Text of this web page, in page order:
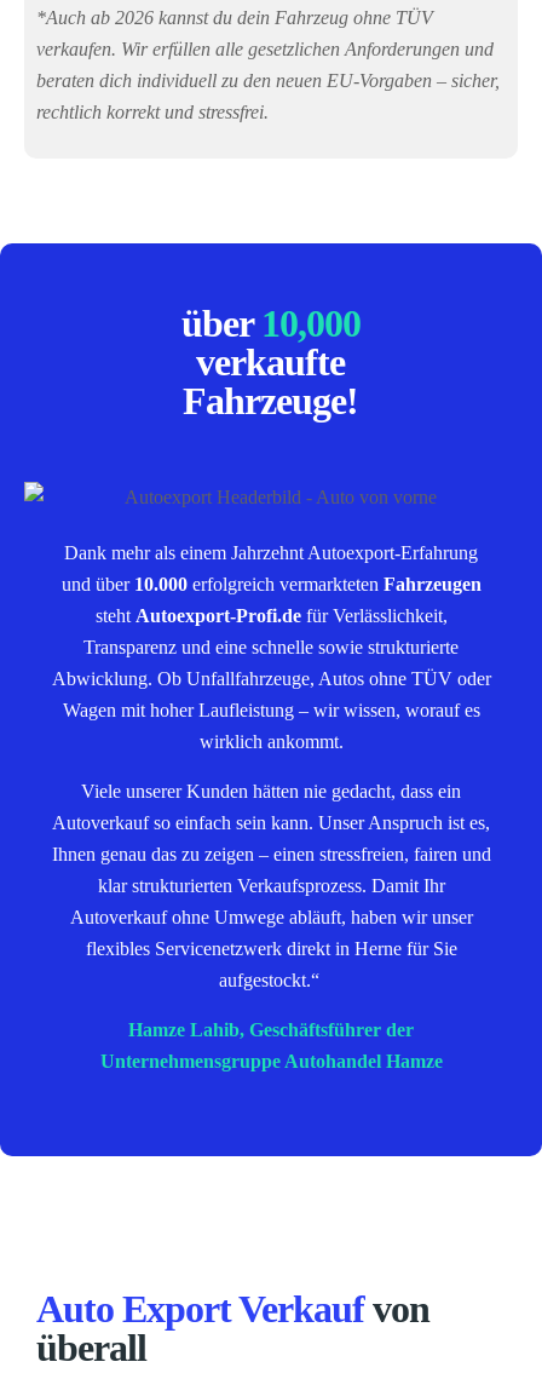
*Auch ab 2026 kannst du dein Fahrzeug ohne TÜV
verkaufen. Wir erfüllen alle gesetzlichen Anforderungen und
beraten dich individuell zu den neuen EU-Vorgaben – sicher,
rechtlich korrekt und stressfrei.
über10,000
verkaufte
Fahrzeuge!
Dank mehr als einem Jahrzehnt Autoexport-Erfahrung
und über 10.000erfolgreich vermarkteten Fahrzeugen
steht Autoexport-Profi.defür Verlässlichkeit,
Transparenz und eine schnelle sowie strukturierte
Abwicklung. Ob Unfallfahrzeuge, Autos ohne TÜV oder
Wagen mit hoher Laufleistung – wir wissen, worauf es
wirklich ankommt.
Viele unserer Kunden hätten nie gedacht, dass ein
Autoverkauf so einfach sein kann. Unser Anspruch ist es,
Ihnen genau das zu zeigen – einen stressfreien, fairen und
klar strukturierten Verkaufsprozess. Damit Ihr
Autoverkauf ohne Umwege abläuft, haben wir unser
flexibles Servicenetzwerk direkt in Herne für Sie
aufgestockt.“
Hamze Lahib, Geschäftsführer der
Unternehmensgruppe Autohandel Hamze
Auto Export Verkaufvon
überall